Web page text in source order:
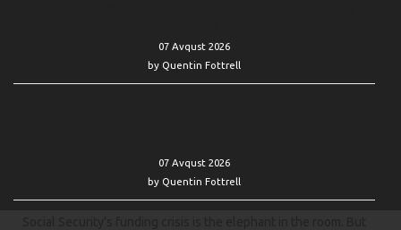
07 Avqust 2026
by Quentin Fottrell
07 Avqust 2026
by Quentin Fottrell